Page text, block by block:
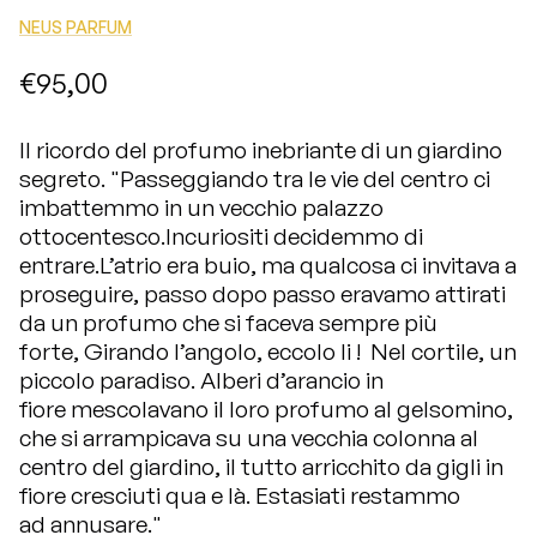
NEUS PARFUM
€95,00
Il ricordo del profumo inebriante di un giardino
segreto. "Passeggiando tra le vie del centro ci
imbattemmo in un vecchio palazzo
ottocentesco.Incuriositi decidemmo di
entrare.L’atrio era buio, ma qualcosa ci invitava a
proseguire, passo dopo passo eravamo attirati
da un profumo che si faceva sempre più
forte, Girando l’angolo, eccolo li ! Nel cortile, un
piccolo paradiso. Alberi d’arancio in
fiore mescolavano il loro profumo al gelsomino,
che si arrampicava su una vecchia colonna al
centro del giardino, il tutto arricchito da gigli in
fiore cresciuti qua e là. Estasiati restammo
ad annusare."